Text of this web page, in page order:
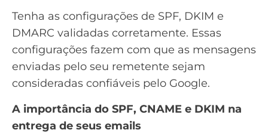
Tenha as configurações de SPF, DKIM e
DMARC validadas corretamente. Essas
configurações fazem com que as mensagens
enviadas pelo seu remetente sejam
consideradas confiáveis pelo Google.
A importância do SPF, CNAME e DKIM na
entrega de seus emails